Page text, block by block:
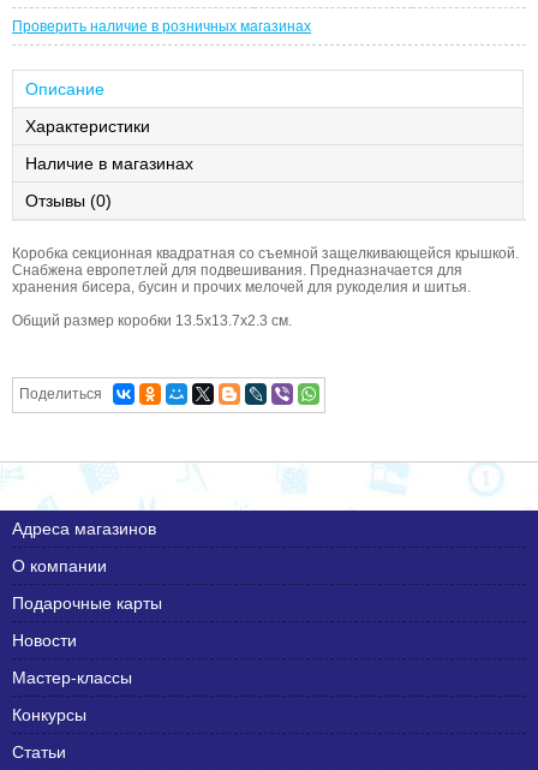
Проверить наличие в розничных магазинах
Описание
Характеристики
Наличие в магазинах
Отзывы (0)
Коробка секционная квадратная со съемной защелкивающейся крышкой.
Снабжена европетлей для подвешивания. Предназначается для
хранения бисера, бусин и прочих мелочей для рукоделия и шитья.
Общий размер коробки 13.5х13.7х2.3 см.
Поделиться
Адреса магазинов
О компании
Подарочные карты
Новости
Мастер-классы
Конкурсы
Статьи